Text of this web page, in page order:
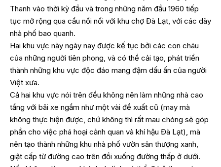
Thanh vào thời kỳ đầu và trong những năm đầu 1960 tiếp
tục mở rộng qua cầu nổi nối với khu chợ Đà Lạt, với các dãy
nhà phố bao quanh.
Hai khu vực này ngày nay được kế tục bởi các con cháu
của những người tiên phong, và có thể cải tạo, phát triển
thành những khu vực độc đáo mang đậm dấu ấn của người
Việt xưa.
Cả hai khu vực nói trên đều không nên làm những nhà cao
tầng với bãi xe ngầm như một vài đề xuất cũ (may mà
không thực hiện được, chứ không thì rất mau chóng sẽ góp
phần cho việc phá hoại cảnh quan và khí hậu Đà Lạt), mà
nên tạo thành những khu nhà phố vườn sân thượng xanh,
giật cấp từ đường cao trên đồi xuống đường thấp ở dưới.